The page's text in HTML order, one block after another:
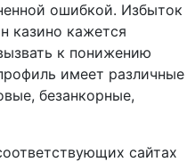
ошибкой. Избыток
казино кажется
к понижению
имеет различные
безанкорные,
сайтах